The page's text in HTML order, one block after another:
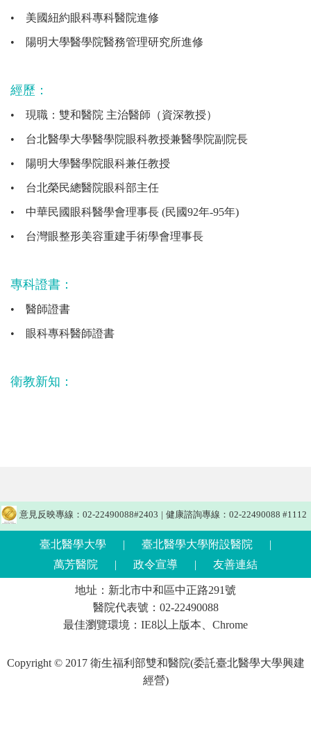
• 美國紐約眼科專科醫院進修
• 陽明大學醫學院醫務管理研究所進修
經歷：
• 現職：雙和醫院 主治醫師（資深教授）
• 台北醫學大學醫學院眼科教授兼醫學院副院長
• 陽明大學醫學院眼科兼任教授
• 台北榮民總醫院眼科部主任
• 中華民國眼科醫學會理事長 (民國92年-95年)
• 台灣眼整形美容重建手術學會理事長
專科證書：
• 醫師證書
• 眼科專科醫師證書
衛教新知：
意見反映專線：02-22490088#2403 | 健康諮詢專線：02-22490088 #1112
臺北醫學大學 | 臺北醫學大學附設醫院
|
萬芳醫院
| 政令宣導 | 友善連結
地址：新北市中和區中正路291號
醫院代表號：02-22490088
最佳瀏覽環境：IE8以上版本、Chrome
Copyright © 2017 衛生福利部雙和醫院(委託臺北醫學大學興建
經營)